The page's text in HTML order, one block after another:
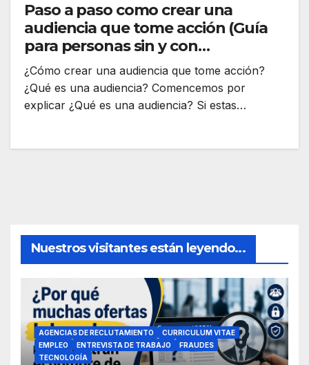
Paso a paso como crear una
audiencia que tome acción (Guía
para personas sin y con
conocimiento)
¿Cómo crear una audiencia que tome acción?
¿Qué es una audiencia? Comencemos por
explicar ¿Qué es una audiencia? Si estas…
Nuestros visitantes están leyendo...
AGENCIAS DE RECLUTAMIENTO
CURRICULUM VITAE
EMPLEO
ENTREVISTA DE TRABAJO
FRAUDES
TECNOLOGÍA